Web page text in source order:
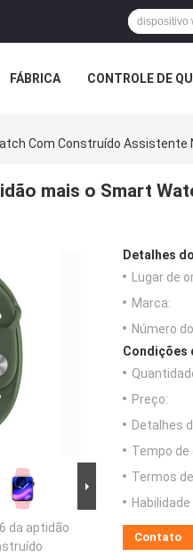
FÁBRICA CONTROLE DE
Com Construído Assistente
mais o Smart
da aptidão
Detalhes
Lugar de
Marca:
Número
Condições
Preço:
Detalhes
Tempo de
Termos
Contato